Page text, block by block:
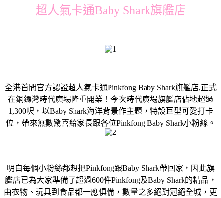
超人氣卡通Baby Shark旗艦店
全港首間官方認證超人氣卡通Pinkfong Baby Shark旗艦店,正式
在銅鑼灣時代廣場隆重開業！今次時代廣場旗艦店佔地超過
1,300呎，以Baby Shark海洋背景作主題，特設巨型可愛打卡
位，帶來無數驚喜給家長跟各位Pinkfong Baby Shark小粉絲。
明白每個小粉絲都想把Pinkfong跟Baby Shark帶回家，因此旗
艦店已為大家準備了超過600件Pinkfong及Baby Shark的精品，
由衣物、玩具到食品都一應俱備，數量之多絕對冠絕全城，更